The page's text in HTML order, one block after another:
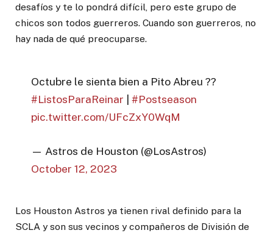
desafíos y te lo pondrá difícil, pero este grupo de
chicos son todos guerreros. Cuando son guerreros, no
hay nada de qué preocuparse.
Octubre le sienta bien a Pito Abreu ??
#ListosParaReinar |#Postseason
pic.twitter.com/UFcZxY0WqM
— Astros de Houston (@LosAstros)
October 12, 2023
Los Houston Astros ya tienen rival definido para la
SCLA y son sus vecinos y compañeros de División de